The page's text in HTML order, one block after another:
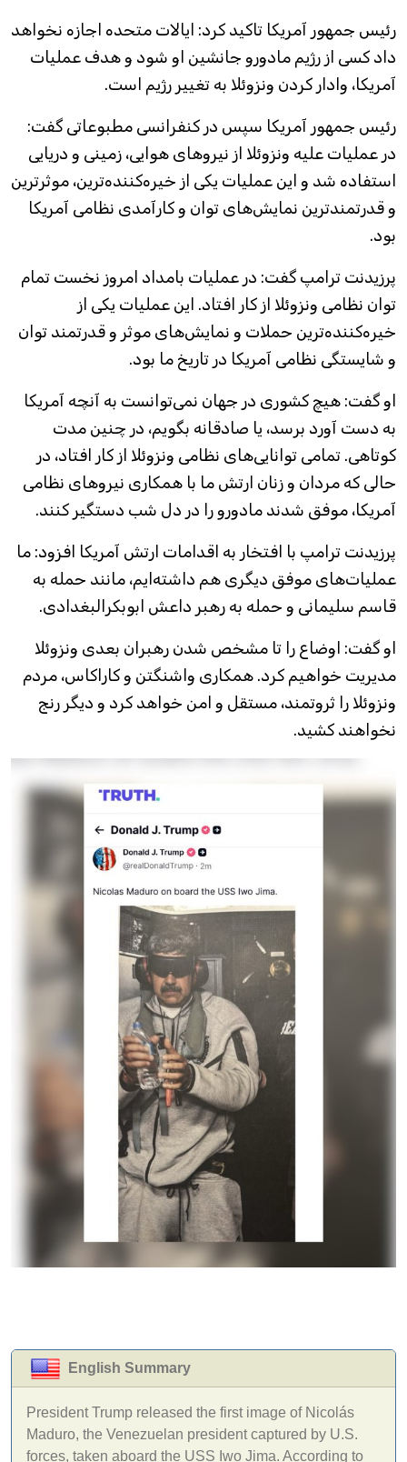
رئیس جمهور آمریکا تاکید کرد: ایالات متحده اجازه نخواهد
داد کسی از رژیم مادورو جانشین او شود و هدف عملیات
آمریکا، وادار کردن ونزوئلا به تغییر رژیم است.
رئیس جمهور آمریکا سپس در کنفرانسی مطبوعاتی گفت:
در عملیات علیه ونزوئلا از نیروهای هوایی، زمینی و دریایی
استفاده شد و این عملیات یکی از خیره‌کننده‌ترین، موثرترین
و قدرتمندترین نمایش‌های توان و کارآمدی نظامی آمریکا
بود.
پرزیدنت ترامپ گفت: در عملیات بامداد امروز نخست تمام
توان نظامی ونزوئلا از کار افتاد. این عملیات یکی از
خیره‌کننده‌ترین حملات و نمایش‌های موثر و قدرتمند توان
و شایستگی نظامی آمریکا در تاریخ ما بود.
او گفت: هیچ کشوری در جهان نمی‌توانست به آنچه آمریکا
به دست آورد برسد، یا صادقانه بگویم، در چنین مدت
کوتاهی. تمامی توانایی‌های نظامی ونزوئلا از کار افتاد، در
حالی که مردان و زنان ارتش ما با همکاری نیروهای نظامی
آمریکا، موفق شدند مادورو را در دل شب دستگیر کنند.
پرزیدنت ترامپ با افتخار به اقدامات ارتش آمریکا افزود: ما
عملیات‌های موفق دیگری هم داشته‌ایم، مانند حمله به
قاسم سلیمانی و حمله به رهبر داعش ابوبکرالبغدادی.
او گفت: اوضاع را تا مشخص شدن رهبران بعدی ونزوئلا
مدیریت خواهیم کرد. همکاری واشنگتن و کاراکاس، مردم
ونزوئلا را ثروتمند، مستقل و امن خواهد کرد و دیگر رنج
نخواهند کشید.
English Summary
President Trump released the first image of Nicolás
Maduro, the Venezuelan president captured by U.S.
forces, taken aboard the USS Iwo Jima. According to